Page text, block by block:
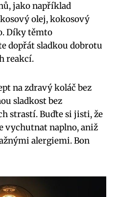
jako například
olej, kokosový
Díky těmto
dopřát sladkou dobrotu
reakcí.
na zdravý koláč bez
sladkost bez
strastí. Buďte si jisti, že
vychutnat naplno, aniž
alergiemi. Bon